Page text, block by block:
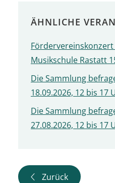
ÄHNLICHE
Musikschule Rastatt
Die Sammlung
18.09.2026, 12 bis 17
Die Sammlung
27.08.2026, 12 bis 17
Zurück